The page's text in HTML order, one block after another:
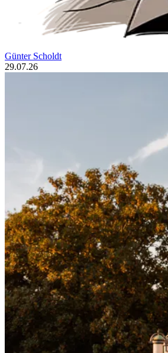
Günter Scholdt
29.07.26